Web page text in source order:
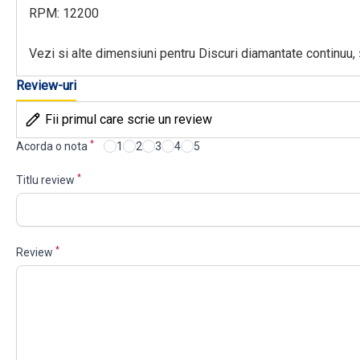
RPM: 12200
Vezi si alte dimensiuni pentru Discuri diamantate continuu,
Review-uri
Fii primul care scrie un review
Acorda o nota * 1 2 3 4 5
Titlu review *
Review *